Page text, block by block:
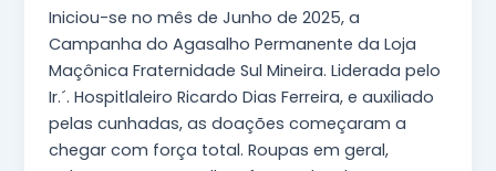
Iniciou-se no mês de Junho de 2025, a
Campanha do Agasalho Permanente da Loja
Maçônica Fraternidade Sul Mineira. Liderada pelo
Ir.´. Hospitlaleiro Ricardo Dias Ferreira, e auxiliado
pelas cunhadas, as doações começaram a
chegar com força total. Roupas em geral,